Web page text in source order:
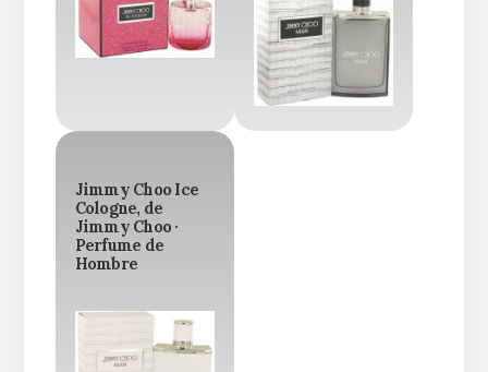
Jimmy Choo Ice
Cologne, de
Jimmy Choo ·
Perfume de
Hombre